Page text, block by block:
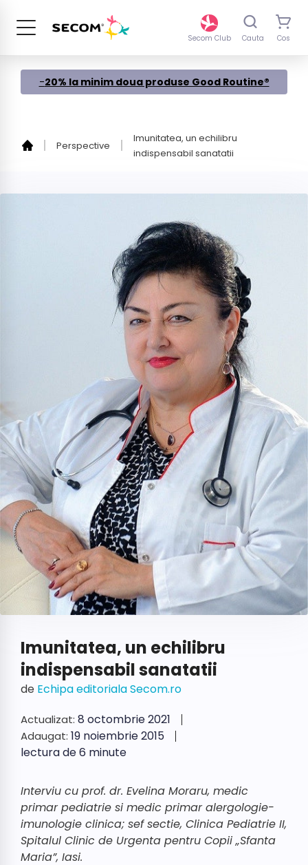
continut
Secom Club Cauta Cos
-20% la minim doua produse Good Routine®
Perspective
Imunitatea, un echilibru
indispensabil sanatatii
Imunitatea, un echilibru
indispensabil sanatatii
de Echipa editoriala Secom.ro
Actualizat: 8 octombrie 2021
Adaugat: 19 noiembrie 2015
lectura de 6 minute
Interviu cu prof. dr. Evelina Moraru, medic
primar pediatrie si medic primar alergologie-
imunologie clinica; sef sectie, Clinica Pediatrie II,
Spitalul Clinic de Urgenta pentru Copii „Sfanta
Maria”, Iasi.